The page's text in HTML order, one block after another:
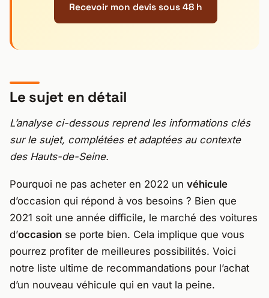
Recevoir mon devis sous 48 h
Le sujet en détail
L’analyse ci-dessous reprend les informations clés
sur le sujet, complétées et adaptées au contexte
des Hauts-de-Seine.
Pourquoi ne pas acheter en 2022 un véhicule
d’occasion qui répond à vos besoins ? Bien que
2021 soit une année difficile, le marché des voitures
d’occasion se porte bien. Cela implique que vous
pourrez profiter de meilleures possibilités. Voici
notre liste ultime de recommandations pour l’achat
d’un nouveau véhicule qui en vaut la peine.